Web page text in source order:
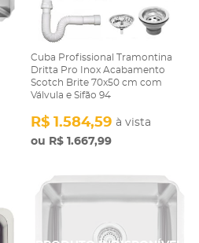
Cuba Profissional Tramontina
Dritta Pro Inox Acabamento
Scotch Brite 70x50 cm com
Válvula e Sifão 94
R$ 1.667,99
R$ 1.584,59 à vista